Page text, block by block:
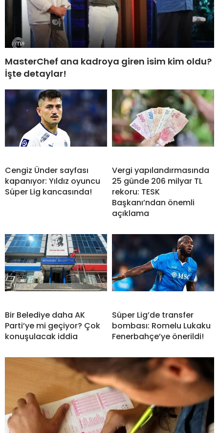
MasterChef ana kadroya giren isim kim oldu?
İşte detaylar!
Cengiz Ünder sayfası
kapanıyor: Yıldız oyuncu
Süper Lig kancasında!
Vergi yapılandırmasında
25 günde 206 milyar TL
rekoru: TESK
Başkanı’ndan önemli
açıklama
Bir Belediye daha AK
Parti’ye mi geçiyor? Çok
konuşulacak iddia
Süper Lig’de transfer
bombası: Romelu Lukaku
Fenerbahçe’ye önerildi!